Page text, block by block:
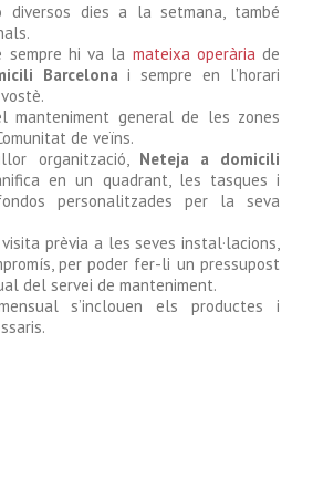
diversos dies a la setmana, també
sempre hi va la mateixa operàriade
Barcelona i sempre en l’horari
manteniment general de les zones
de veïns.
organització, Neteja a domicili
en un quadrant, les tasques i
personalitzades per la seva
prèvia a les seves instal·lacions,
per poder fer-li un pressupost
del servei de manteniment.
s’inclouen els productes i